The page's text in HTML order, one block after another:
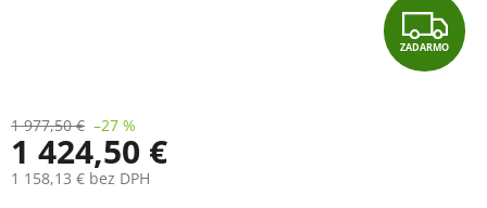
Z
A
ZADARMO
1 977,50 € –27 %
1 424,50 €
1 158,13 € bez DPH